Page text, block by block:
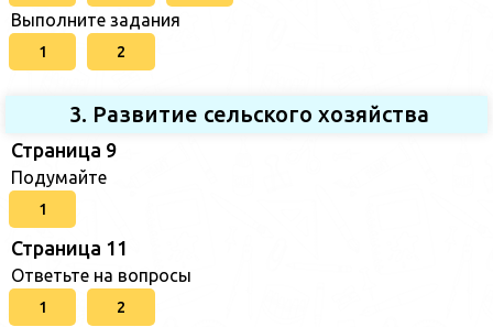
Выполните задания
1 2
3. Развитие сельского хозяйства
Страница 9
Подумайте
1
Страница 11
Ответьте на вопросы
1 2